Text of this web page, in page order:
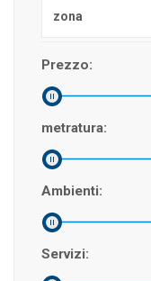
zona
Prezzo:
metratura:
Ambienti:
Servizi: